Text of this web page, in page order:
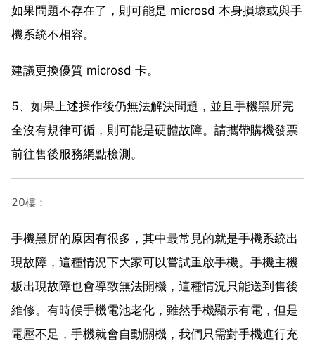
如果問題不存在了，則可能是 microsd 本身損壞或與手
機系統不相容。
建議更換優質 microsd 卡。
5、如果上述操作後仍無法解決問題，並且手機黑屏完
全沒有規律可循，則可能是硬體故障。請攜帶購機發票
前往售後服務網點檢測。
20樓：
手機黑屏的原因有很多，其中最常見的就是手機系統出
現故障，這種情況下大家可以嘗試重啟手機。手機主機
板出現故障也會導致無法開機，這種情況只能送到售後
維修。有時候手機電池老化，雖然手機顯示有電，但是
電壓不足，手機就會自動關機，我們只需對手機進行充